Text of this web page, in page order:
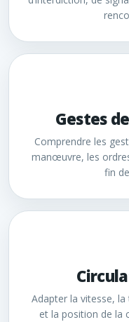
Gestes
Comprendre les
manœuvre, les
fin
Adapter la vitesse,
et la position de la